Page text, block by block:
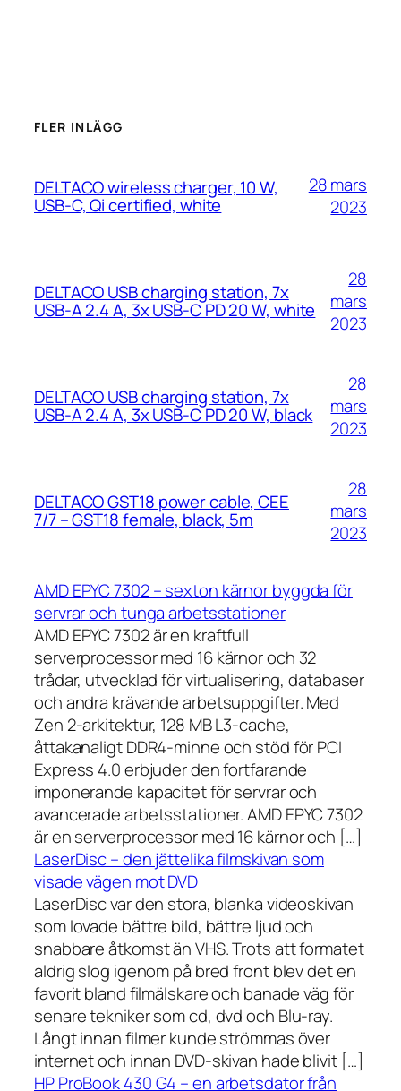
FLER INLÄGG
DELTACO wireless charger, 10 W,
USB-C, Qi certified, white
28 mars
2023
DELTACO USB charging station, 7x
USB-A 2.4 A, 3x USB-C PD 20 W, white
28
mars
2023
DELTACO USB charging station, 7x
USB-A 2.4 A, 3x USB-C PD 20 W, black
28
mars
2023
DELTACO GST18 power cable, CEE
7/7 – GST18 female, black, 5m
28
mars
2023
AMD EPYC 7302 – sexton kärnor byggda för
servrar och tunga arbetsstationer
AMD EPYC 7302 är en kraftfull
serverprocessor med 16 kärnor och 32
trådar, utvecklad för virtualisering, databaser
och andra krävande arbetsuppgifter. Med
Zen 2-arkitektur, 128 MB L3-cache,
åttakanaligt DDR4-minne och stöd för PCI
Express 4.0 erbjuder den fortfarande
imponerande kapacitet för servrar och
avancerade arbetsstationer. AMD EPYC 7302
är en serverprocessor med 16 kärnor och […]
LaserDisc – den jättelika filmskivan som
visade vägen mot DVD
LaserDisc var den stora, blanka videoskivan
som lovade bättre bild, bättre ljud och
snabbare åtkomst än VHS. Trots att formatet
aldrig slog igenom på bred front blev det en
favorit bland filmälskare och banade väg för
senare tekniker som cd, dvd och Blu-ray.
Långt innan filmer kunde strömmas över
internet och innan DVD-skivan hade blivit […]
HP ProBook 430 G4 – en arbetsdator från